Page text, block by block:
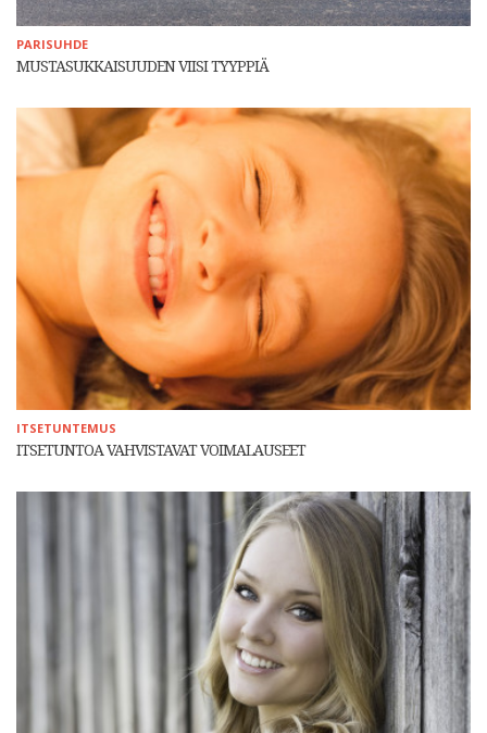
PARISUHDE
MUSTASUKKAISUUDEN VIISI TYYPPIÄ
ITSETUNTEMUS
ITSETUNTOA VAHVISTAVAT VOIMALAUSEET